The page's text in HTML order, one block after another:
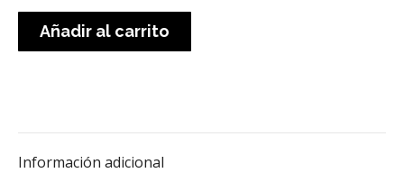
campestres
cantidad
Añadir al carrito
Información adicional